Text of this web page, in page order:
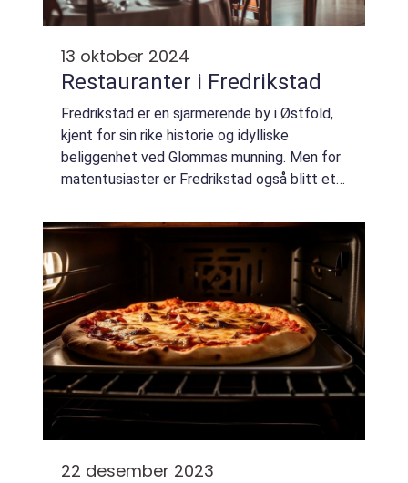
13 oktober 2024
Restauranter i Fredrikstad
Fredrikstad er en sjarmerende by i Østfold,
kjent for sin rike historie og idylliske
beliggenhet ved Glommas munning. Men for
matentusiaster er Fredrikstad også blitt et
spennende og vari...
22 desember 2023